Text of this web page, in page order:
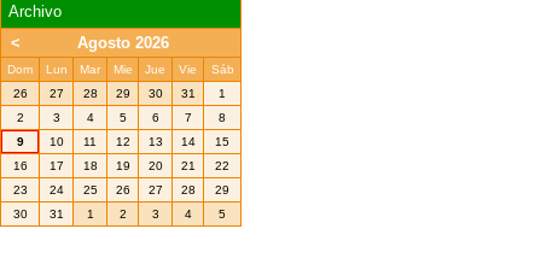
Archivo
<
Agosto 2026
Dom Lun Mar Mie Jue Vie
Sáb
26
27 28 29 30 31
1
2
3 4 5 6 7
8
9
10 11 12 13 14
15
16
17 18 19 20 21
22
23
24 25 26 27 28
29
30
31 1 2 3 4 5